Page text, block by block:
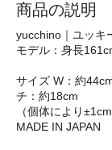
商品の説明
yucchino｜ユッ
モデル：身長
サイズ W：約
チ：約18cm
（個体により
MADE IN JAPAN